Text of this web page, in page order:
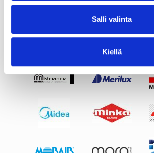
Salli valinta
Kiellä